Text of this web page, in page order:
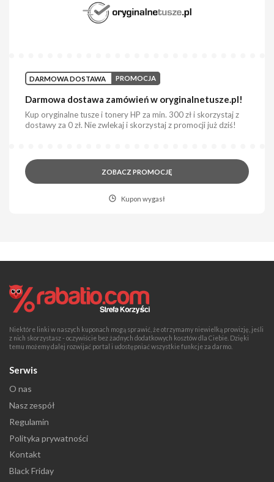
DARMOWA DOSTAWA PROMOCJA
Darmowa dostawa zamówień w oryginalnetusze.pl!
Kup oryginalne tusze i tonery HP za min. 300 zł i skorzystaj z
dostawy za 0 zł. Nie zwlekaj i skorzystaj z promocji już dziś!
ZOBACZ PROMOCJĘ
Kupon wygasł
Niektóre linki w naszych kuponach mogą sprawić, że otrzymamy niewielką prowizję, jeśli
z nich skorzystasz - oczywiście bez żadnych dodatkowych kosztów dla Ciebie. Dzięki
temu możemy dalej rozwijać portal i udostępniać wszystkie funkcje za darmo.
Serwis
O nas
Nasz zespół
Regulamin
Polityka prywatności
Kontakt
Black Friday